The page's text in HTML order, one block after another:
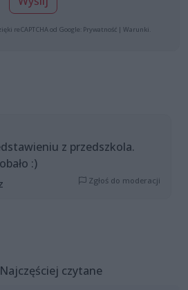
reCAPTCHA od Google: Prywatność | Warunki
z przedszkola.
:)
Zgłoś do moderacji
Najczęściej czytane